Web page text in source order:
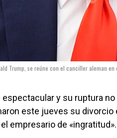
Trump, se reúne con el canciller aleman
espectacular y su ruptura
este jueves su divorcio
empresario de «ingratitud».